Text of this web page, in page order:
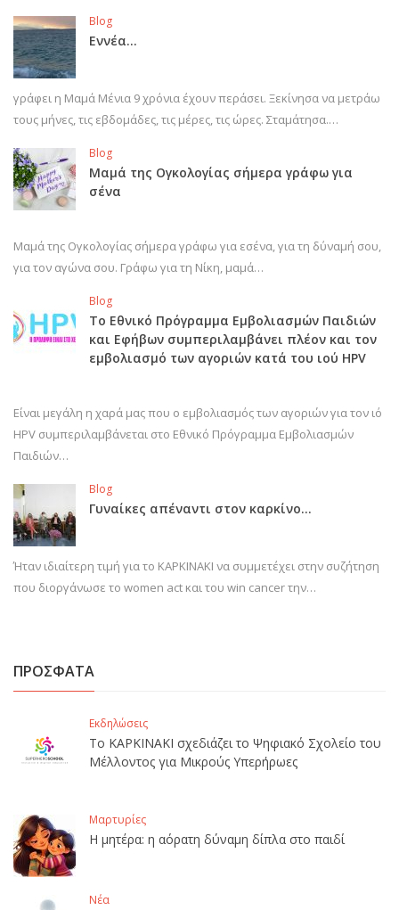
Blog
Εννέα…
γράφει η Μαμά Μένια 9 χρόνια έχουν περάσει. Ξεκίνησα να μετράω
τους μήνες, τις εβδομάδες, τις μέρες, τις ώρες. Σταμάτησα.…
Blog
Μαμά της Ογκολογίας σήμερα γράφω για
σένα
Μαμά της Ογκολογίας σήμερα γράφω για εσένα, για τη δύναμή σου,
για τον αγώνα σου. Γράφω για τη Νίκη, μαμά…
Blog
Το Εθνικό Πρόγραμμα Εμβολιασμών Παιδιών
και Εφήβων συμπεριλαμβάνει πλέον και τον
εμβολιασμό των αγοριών κατά του ιού HPV
Είναι μεγάλη η χαρά μας που ο εμβολιασμός των αγοριών για τον ιό
HPV συμπεριλαμβάνεται στο Εθνικό Πρόγραμμα Εμβολιασμών
Παιδιών…
Blog
Γυναίκες απέναντι στον καρκίνο…
Ήταν ιδιαίτερη τιμή για το ΚΑΡΚΙΝΑΚΙ να συμμετέχει στην συζήτηση
που διοργάνωσε το women act και του win cancer την…
ΠΡΟΣΦΑΤΑ
Εκδηλώσεις
Το ΚΑΡΚΙΝΑΚΙ σχεδιάζει το Ψηφιακό Σχολείο του
Μέλλοντος για Μικρούς Υπερήρωες
Μαρτυρίες
Η μητέρα: η αόρατη δύναμη δίπλα στο παιδί
Νέα